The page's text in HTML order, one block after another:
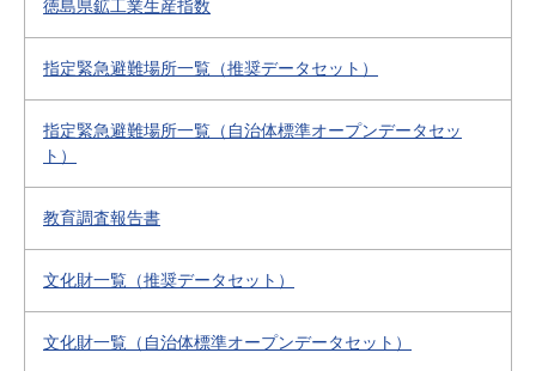
徳島県鉱工業生産指数
指定緊急避難場所一覧（推奨データセット）
指定緊急避難場所一覧（自治体標準オープンデータセッ
ト）
教育調査報告書
文化財一覧（推奨データセット）
文化財一覧（自治体標準オープンデータセット）